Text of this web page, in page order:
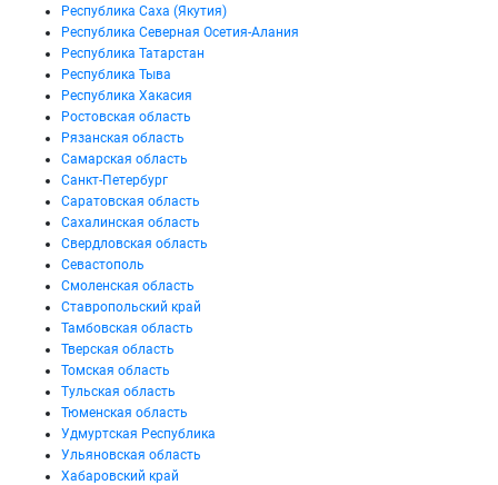
Республика Саха (Якутия)
Республика Северная Осетия-Алания
Республика Татарстан
Республика Тыва
Республика Хакасия
Ростовская область
Рязанская область
Самарская область
Санкт-Петербург
Саратовская область
Сахалинская область
Свердловская область
Севастополь
Смоленская область
Ставропольский край
Тамбовская область
Тверская область
Томская область
Тульская область
Тюменская область
Удмуртская Республика
Ульяновская область
Хабаровский край